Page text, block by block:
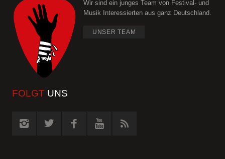
Wir sind ein junges Team von Festival- und
Musik Interessierten aus ganz Deutschland.
UNSER TEAM
FOLGT UNS